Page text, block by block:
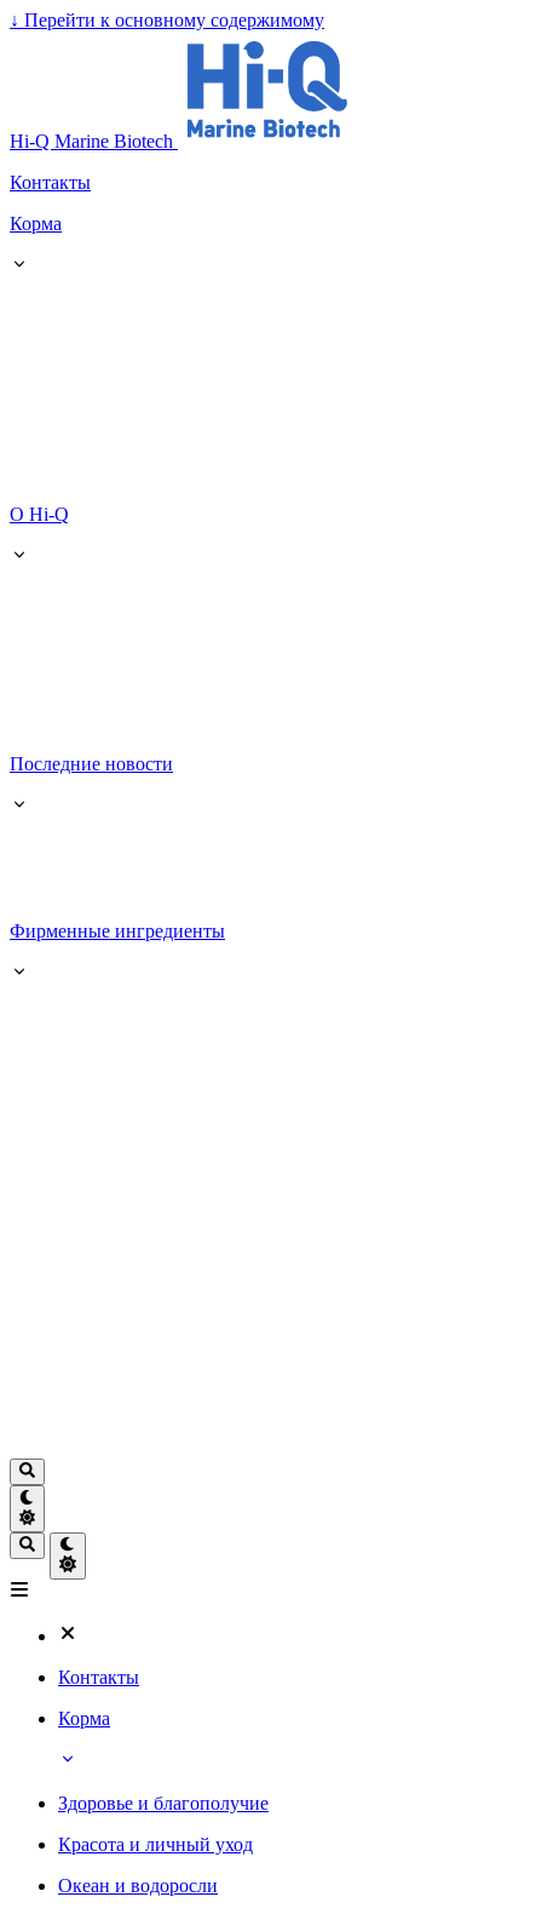
↓ Перейти к основному содержимому
Hi-Q Marine Biotech
Контакты
Корма
О Hi-Q
Последние новости
Фирменные ингредиенты
Контакты
Корма
Здоровье и благополучие
Красота и личный уход
Океан и водоросли